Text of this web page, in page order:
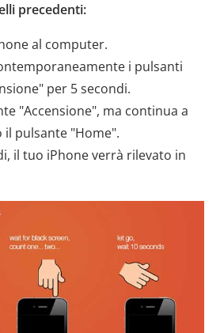
precedenti:
al computer.
i pulsanti
per 5 secondi.
"Accensione", ma continua a
pulsante "Home".
il tuo iPhone verrà rilevato in